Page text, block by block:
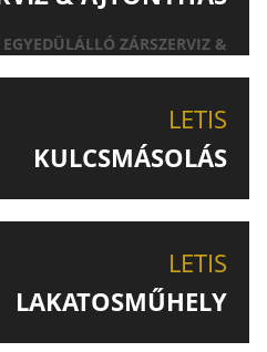
EGYEDÜLÁLLÓ ZÁRSZERVIZ &
LETIS
KULCSMÁSOLÁS
LETIS
LAKATOSMŰHELY